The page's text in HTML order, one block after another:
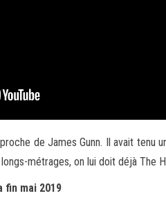
de James Gunn. Il avait
métrages, on lui doit déjà The
fin mai 2019